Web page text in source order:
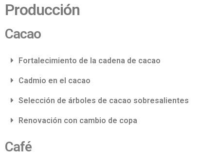
Producción
Cacao
Fortalecimiento de la cadena de cacao
Cadmio en el cacao
Selección de árboles de cacao sobresalientes
Renovación con cambio de copa
Café